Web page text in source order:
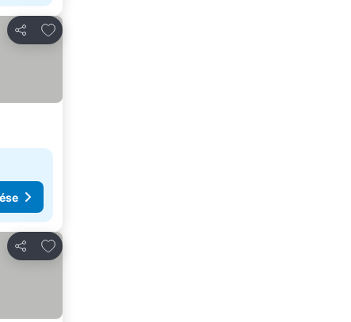
Megosztás
Hozzáadás a kedvencekhez
Megosztás
Hozzáadás a kedvencekhez